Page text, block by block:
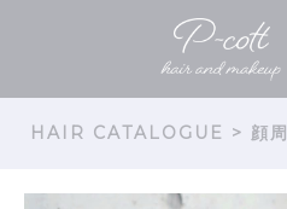
HAIR CATALOGUE > 顔